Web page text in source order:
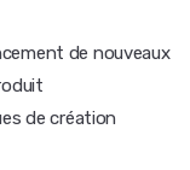
de nouveaux
de création